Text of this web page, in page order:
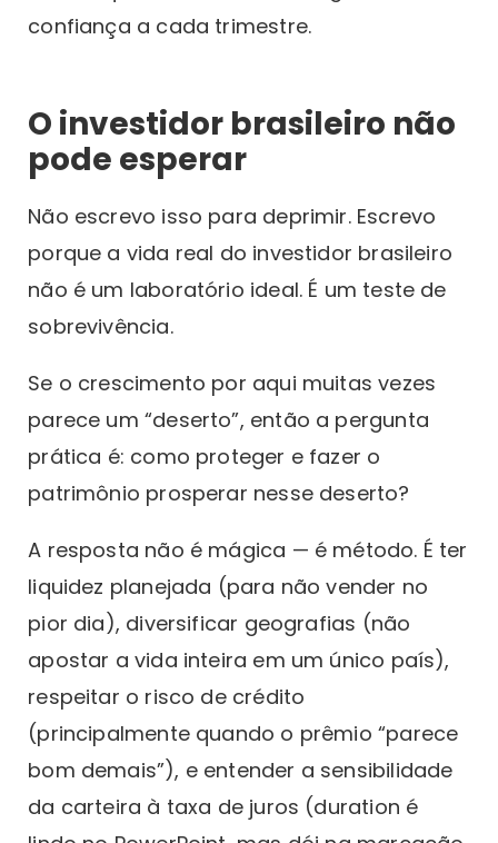
confiança a cada trimestre.
O investidor brasileiro não
pode esperar
Não escrevo isso para deprimir. Escrevo
porque a vida real do investidor brasileiro
não é um laboratório ideal. É um teste de
sobrevivência.
Se o crescimento por aqui muitas vezes
parece um “deserto”, então a pergunta
prática é: como proteger e fazer o
patrimônio prosperar nesse deserto?
A resposta não é mágica — é método. É ter
liquidez planejada (para não vender no
pior dia), diversificar geografias (não
apostar a vida inteira em um único país),
respeitar o risco de crédito
(principalmente quando o prêmio “parece
bom demais”), e entender a sensibilidade
da carteira à taxa de juros (duration é